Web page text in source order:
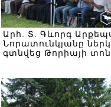
Արհ. Տ. Գևորգ
Նորատունկյանը
գտնվեց Թորիայի